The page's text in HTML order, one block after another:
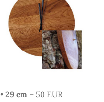
• 29 cm– 50 EUR